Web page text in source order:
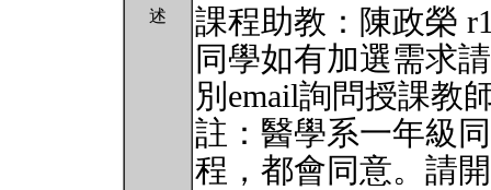
述
課程助教：陳政榮
同學如有加選需求
別email詢問授課教
註：醫學系一年級
程，都會同意。請